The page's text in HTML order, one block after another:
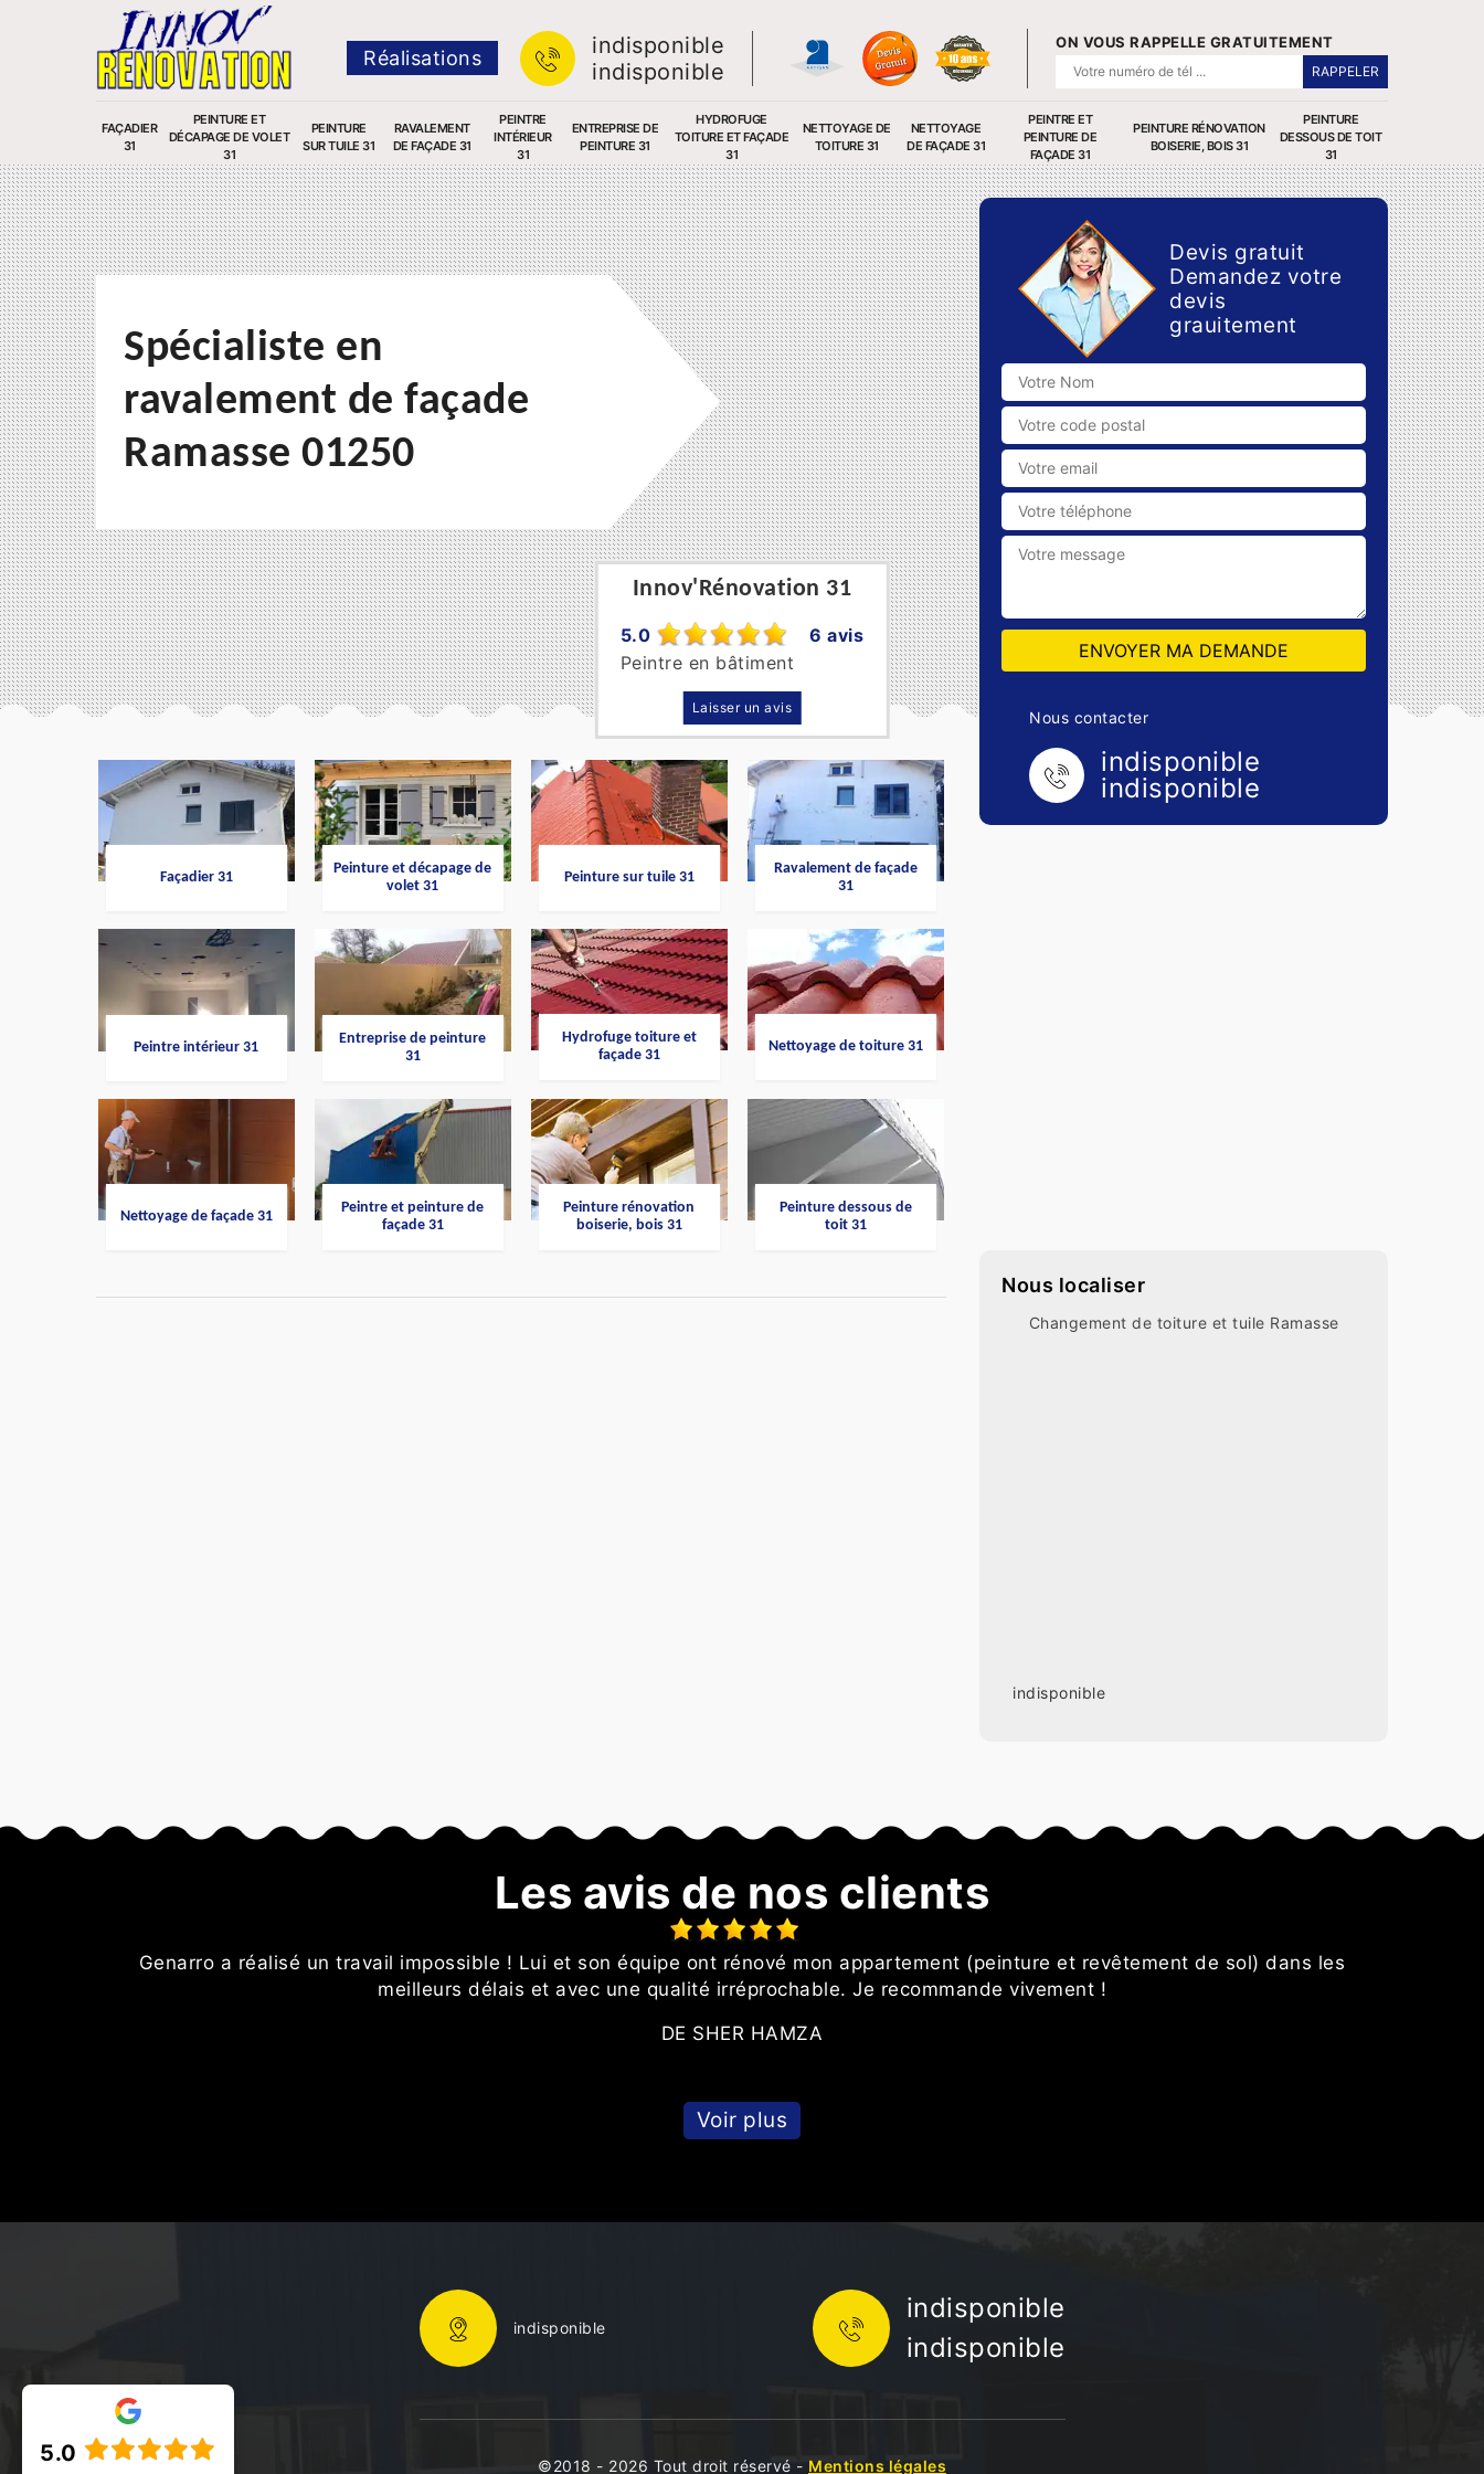
Réalisations
indisponible
indisponible
ON VOUS RAPPELLE GRATUITEMENT
FAÇADIER
31
PEINTURE ET
DÉCAPAGE DE VOLET
31
PEINTURE
SUR TUILE 31
RAVALEMENT
DE FAÇADE 31
PEINTRE
INTÉRIEUR
31
ENTREPRISE DE
PEINTURE 31
HYDROFUGE
TOITURE ET FAÇADE
31
NETTOYAGE DE
TOITURE 31
NETTOYAGE
DE FAÇADE 31
PEINTRE ET
PEINTURE DE
FAÇADE 31
PEINTURE RÉNOVATION
BOISERIE, BOIS 31
PEINTURE
DESSOUS DE TOIT
31
Innov'Rénovation 31
5.0
6 avis
Peintre en bâtiment
Laisser un avis
Spécialiste en
ravalement de façade
Ramasse 01250
Façadier 31
Peinture et décapage de
volet 31
Peinture sur tuile 31
Ravalement de façade
31
Peintre intérieur 31
Entreprise de peinture
31
Hydrofuge toiture et
façade 31
Nettoyage de toiture 31
Nettoyage de façade 31
Peintre et peinture de
façade 31
Peinture rénovation
boiserie, bois 31
Peinture dessous de
toit 31
Devis gratuit
Demandez votre
devis
grauitement
Nous contacter
indisponible
indisponible
Nous localiser
Changement de toiture et tuile Ramasse
indisponible
Les avis de nos clients
Genarro a réalisé un travail impossible ! Lui et son équipe ont rénové mon appartement (peinture et revêtement de sol) dans les
meilleurs délais et avec une qualité irréprochable. Je recommande vivement !
DE SHER HAMZA
Voir plus
indisponible
indisponible
indisponible
©2018 - 2026 Tout droit réservé - Mentions légales
5.0